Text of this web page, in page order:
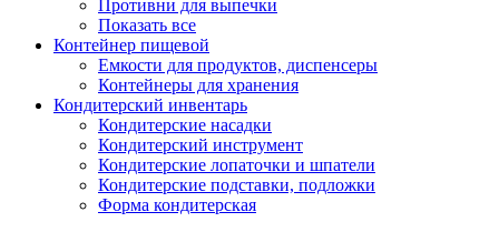
Противни для выпечки
Показать все
Контейнер пищевой
Емкости для продуктов, диспенсеры
Контейнеры для хранения
Кондитерский инвентарь
Кондитерские насадки
Кондитерский инструмент
Кондитерские лопаточки и шпатели
Кондитерские подставки, подложки
Форма кондитерская